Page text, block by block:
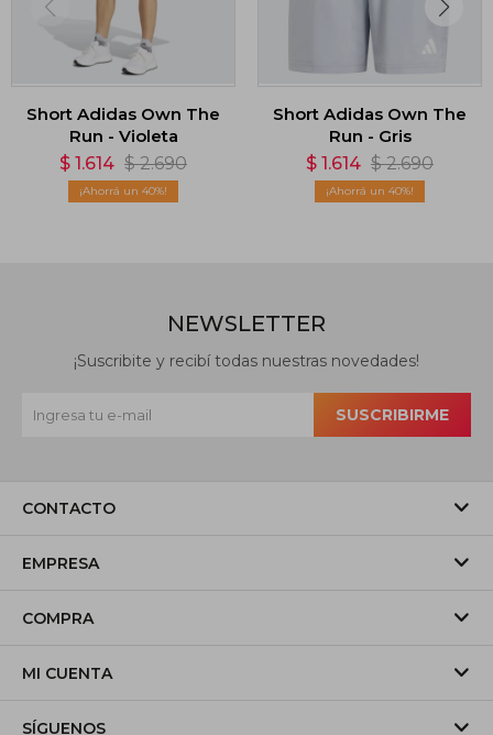
Short Adidas Own The
Run - Violeta
$ 1.614 $ 2.690
40
Short Adidas Own The
Run - Gris
$ 1.614 $ 2.690
40
CONTACTO
EMPRESA
COMPRA
MI CUENTA
SÍGUENOS
NEWSLETTER
¡Suscribite y recibí todas nuestras novedades!
SUSCRIBIRME